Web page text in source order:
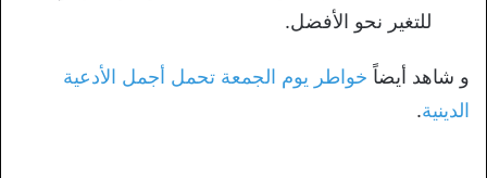
للتغير نحو الأفضل.
و شاهد أيضاً خواطر يوم الجمعة تحمل أجمل الأدعية
الدينية.